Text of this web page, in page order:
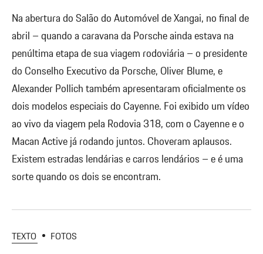
Na abertura do Salão do Automóvel de Xangai, no final de
abril – quando a caravana da Porsche ainda estava na
penúltima etapa de sua viagem rodoviária – o presidente
do Conselho Executivo da Porsche, Oliver Blume, e
Alexander Pollich também apresentaram oficialmente os
dois modelos especiais do Cayenne. Foi exibido um vídeo
ao vivo da viagem pela Rodovia 318, com o Cayenne e o
Macan Active já rodando juntos. Choveram aplausos.
Existem estradas lendárias e carros lendários – e é uma
sorte quando os dois se encontram.
TEXTO FOTOS